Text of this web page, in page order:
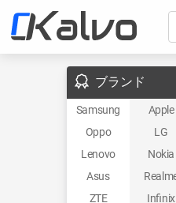
ブランド
Samsung Apple
Oppo
LG
Lenovo
Nokia
Asus
ZTE
Infinix